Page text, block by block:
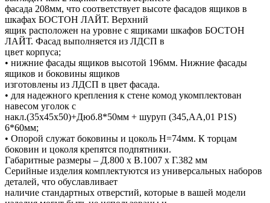
фасада 208мм, что соответствует высоте фасадов ящиков в
шкафах БОСТОН ЛАЙТ. Верхний
ящик расположен на уровне с ящиками шкафов БОСТОН
ЛАЙТ. Фасад выполняется из ЛДСП в
цвет корпуса;
• нижние фасады ящиков высотой 196мм. Нижние фасады
ящиков и боковины ящиков
изготовлены из ЛДСП в цвет фасада.
• для надежного крепления к стене комод укомплектован
навесом уголок с
накл.(35х45х50)+Дюб.8*50мм + шуруп (345,АА,01 P1S)
6*60мм;
• Опорой служат боковины и цоколь H=74мм. К торцам
боковин и цоколя крепятся подпятники.
Габаритные размеры – Д.800 х В.1007 х Г.382 мм
Серийные изделия комплектуются из универсальных наборов
деталей, что обуславливает
наличие стандартных отверстий, которые в вашей модели